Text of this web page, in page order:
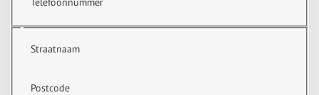
Straatnaam
Postcode